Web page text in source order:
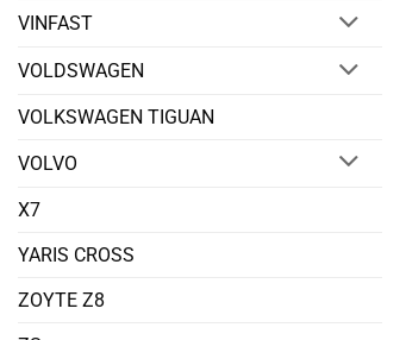
VINFAST
VOLDSWAGEN
VOLKSWAGEN TIGUAN
VOLVO
X7
YARIS CROSS
ZOYTE Z8